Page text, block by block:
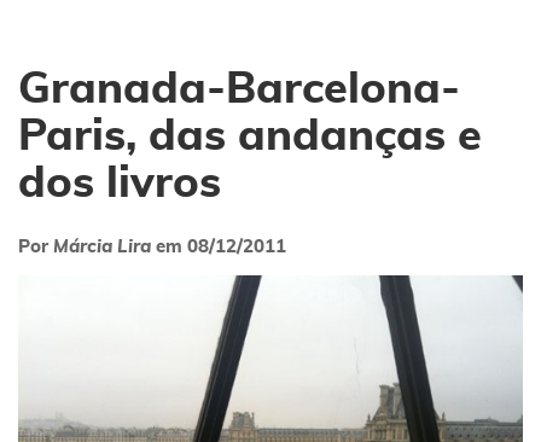
Granada-Barcelona-
Paris, das andanças e
dos livros
Por Márcia Lira em 08/12/2011